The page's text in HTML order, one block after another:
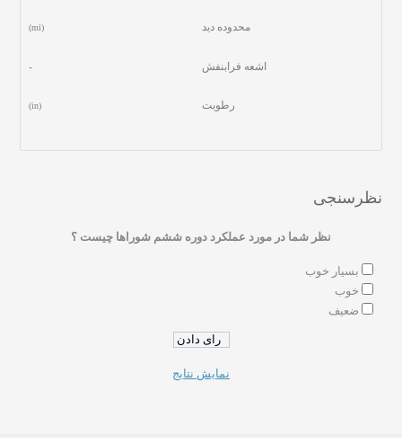
محدوده دید (mi)
اشعه فرابنفش -
رطوبت (in)
نظرسنجی
نظر شما در مورد عملکرد دوره ششم شوراها چیست ؟
بسیار خوب
خوب
ضعیف
نمایش نتایج